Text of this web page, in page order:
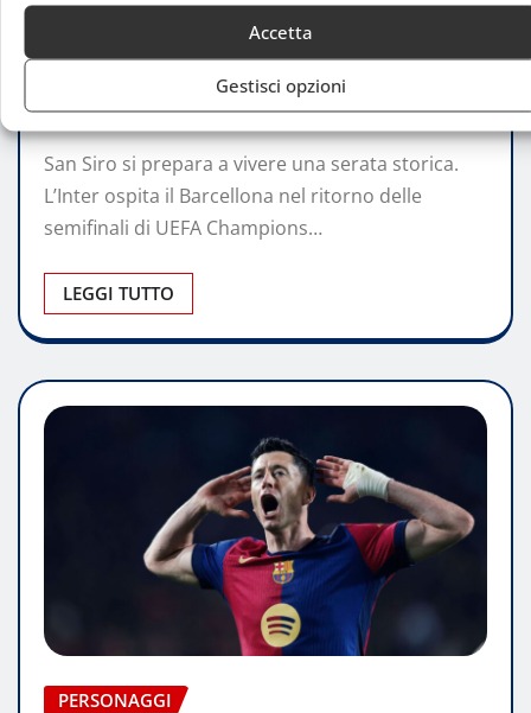
Accetta
Gestisci opzioni
Inter-Barcellona, semifinale Champions:
la sfida
Cristiano Mancino Mag 5, 2025 0
San Siro si prepara a vivere una serata storica.
L’Inter ospita il Barcellona nel ritorno delle
semifinali di UEFA Champions…
LEGGI TUTTO
PERSONAGGI